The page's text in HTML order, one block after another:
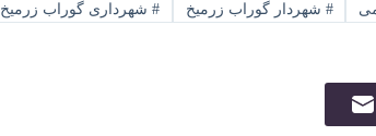
# شهردار گوراب زرمیخ # شهرداری گوراب زرمیخ